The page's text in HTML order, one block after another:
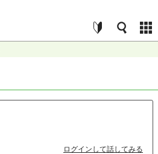
ログインして話してみる